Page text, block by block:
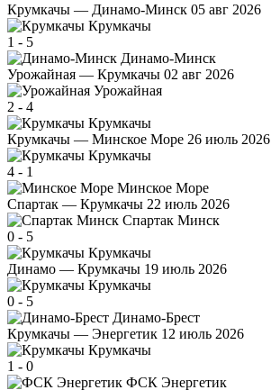
Крумкачы — Динамо-Минск 05 авг 2026
Крумкачы
1 - 5
Динамо-Минск
Урожайная — Крумкачы 02 авг 2026
Урожайная
2 - 4
Крумкачы
Крумкачы — Минское Море 26 июль 2026
Крумкачы
4 - 1
Минское Море
Спартак — Крумкачы 22 июль 2026
Спартак Минск
0 - 5
Крумкачы
Динамо — Крумкачы 19 июль 2026
Крумкачы
0 - 5
Динамо-Брест
Крумкачы — Энергетик 12 июль 2026
Крумкачы
1 - 0
ФСК Энергетик